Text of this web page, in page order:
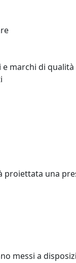
marchi di qualità
una
messi a